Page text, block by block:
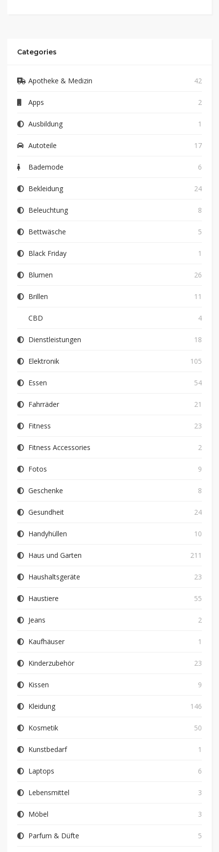
Categories
Apotheke & Medizin 42
Apps 2
Ausbildung 1
Autoteile 17
Bademode 6
Bekleidung 24
Beleuchtung 8
Bettwäsche 5
Black Friday 1
Blumen 26
Brillen 11
CBD 4
Dienstleistungen 18
Elektronik 105
Essen 54
Fahrräder 21
Fitness 23
Fitness Accessories 2
Fotos 9
Geschenke 8
Gesundheit 24
Handyhüllen 10
Haus und Garten 211
Haushaltsgeräte 23
Haustiere 55
Jeans 2
Kaufhäuser 1
Kinderzubehör 23
Kissen 9
Kleidung 146
Kosmetik 50
Kunstbedarf 1
Laptops 6
Lebensmittel 3
Möbel 3
Parfum & Düfte 5